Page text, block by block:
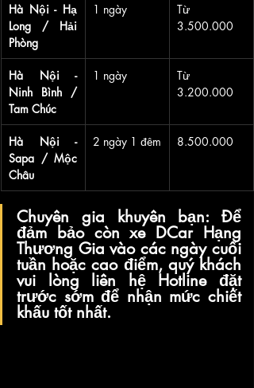
Hà Nội - Hạ
Long / Hải
Phòng
1 ngày
Từ
3.500.000
Hà Nội -
Ninh Bình /
Tam Chúc
1 ngày
Từ
3.200.000
Hà Nội -
Sapa / Mộc
Châu
2 ngày 1 đêm 8.500.000
Chuyên gia khuyên bạn: Để
đảm bảo còn xe DCar Hạng
Thương Gia vào các ngày cuối
tuần hoặc cao điểm, quý khách
vui lòng liên hệ Hotline đặt
trước sớm để nhận mức chiết
khấu tốt nhất.